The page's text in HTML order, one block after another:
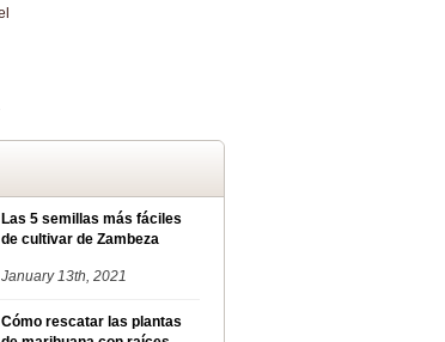
Las 5 semillas más fáciles
de cultivar de Zambeza
January 13th, 2021
Cómo rescatar las plantas